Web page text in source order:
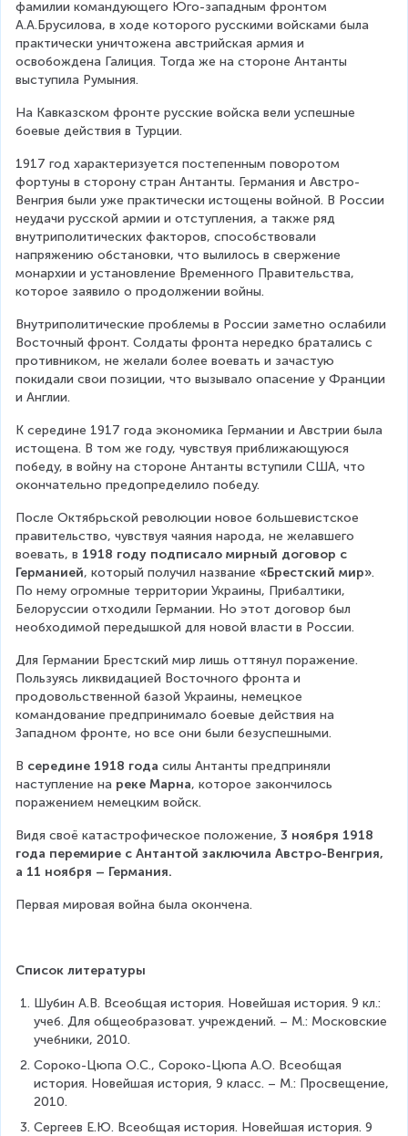
фамилии командующего Юго-западным фронтом
А.А.Брусилова, в ходе которого русскими войсками была
практически уничтожена австрийская армия и
освобождена Галиция. Тогда же на стороне Антанты
выступила Румыния.
На Кавказском фронте русские войска вели успешные
боевые действия в Турции.
1917 год характеризуется постепенным поворотом
фортуны в сторону стран Антанты. Германия и Австро-
Венгрия были уже практически истощены войной. В России
неудачи русской армии и отступления, а также ряд
внутриполитических факторов, способствовали
напряжению обстановки, что вылилось в свержение
монархии и установление Временного Правительства,
которое заявило о продолжении войны.
Внутриполитические проблемы в России заметно ослабили
Восточный фронт. Солдаты фронта нередко братались с
противником, не желали более воевать и зачастую
покидали свои позиции, что вызывало опасение у Франции
и Англии.
К середине 1917 года экономика Германии и Австрии была
истощена. В том же году, чувствуя приближающуюся
победу, в войну на стороне Антанты вступили США, что
окончательно предопределило победу.
После Октябрьской революции новое большевистское
правительство, чувствуя чаяния народа, не желавшего
воевать, в 1918 году подписало мирный договор с
Германией, который получил название «Брестский мир».
По нему огромные территории Украины, Прибалтики,
Белоруссии отходили Германии. Но этот договор был
необходимой передышкой для новой власти в России.
Для Германии Брестский мир лишь оттянул поражение.
Пользуясь ликвидацией Восточного фронта и
продовольственной базой Украины, немецкое
командование предпринимало боевые действия на
Западном фронте, но все они были безуспешными.
В середине 1918 года силы Антанты предприняли
наступление на реке Марна, которое закончилось
поражением немецким войск.
Видя своё катастрофическое положение, 3 ноября 1918
года перемирие с Антантой заключила Австро-Венгрия,
а 11 ноября – Германия.
Первая мировая война была окончена.
Список литературы
Шубин А.В. Всеобщая история. Новейшая история. 9 кл.:
учеб. Для общеобразоват. учреждений. – М.: Московские
учебники, 2010.
Сороко-Цюпа О.С., Сороко-Цюпа А.О. Всеобщая
история. Новейшая история, 9 класс. – М.: Просвещение,
2010.
Сергеев Е.Ю. Всеобщая история. Новейшая история. 9